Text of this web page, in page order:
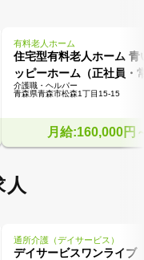
有料老人ホーム
住宅型有料老人ホーム 青
ッピーホーム（正社員・
介護職・ヘルパー
青森県青森市松森1丁目15-15
月給:160,000円
通所介護（デイサービス）
デイサービスワンライブ